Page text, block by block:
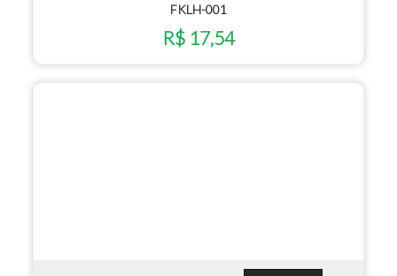
FKLH-001
R$ 17,54